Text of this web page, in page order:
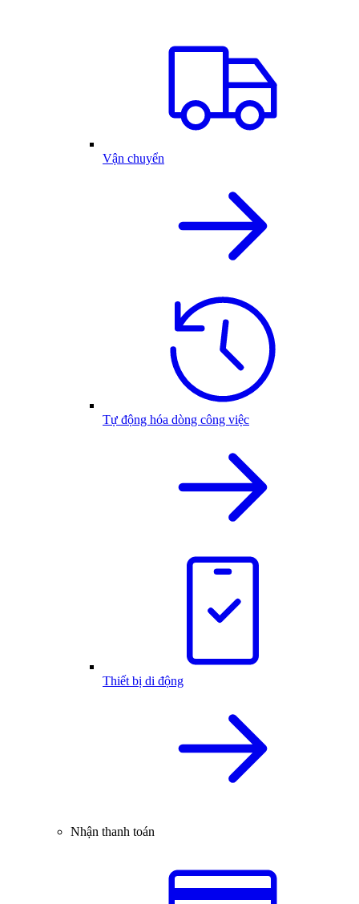
Vận chuyển
Tự động hóa dòng công việc
Thiết bị di động
Nhận thanh toán